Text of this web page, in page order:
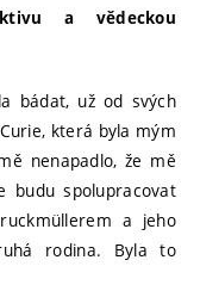
a vědeckou
bádat, už od svých
která byla mým
nenapadlo, že mě
budu spolupracovat
a jeho
rodina. Byla to